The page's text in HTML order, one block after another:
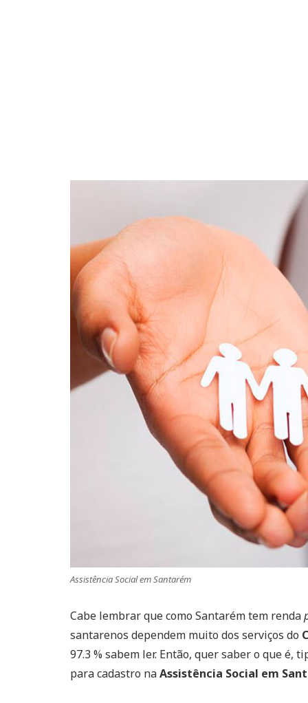
Assistência Social em Santarém
Cabe lembrar que como Santarém tem renda
santarenos dependem muito dos serviços do
97.3 % sabem ler. Então, quer saber o que é,
para cadastro naAssistência Social em